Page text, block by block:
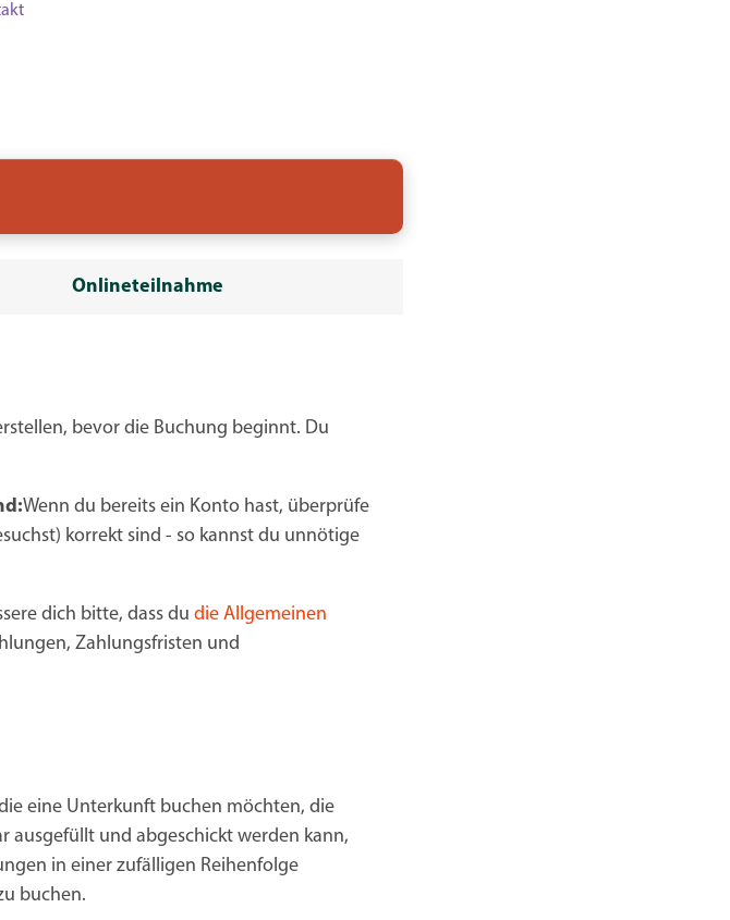
Onlineteilnahme
bevor die Buchung beginnt. Du
Wenn du bereits ein Konto hast, überprüfe
korrekt sind - so kannst du unnötige
dich bitte, dass du die Allgemeinen
Zahlungsfristen und
eine Unterkunft buchen möchten, die
ausgefüllt und abgeschickt werden kann,
in einer zufälligen Reihenfolge
buchen.